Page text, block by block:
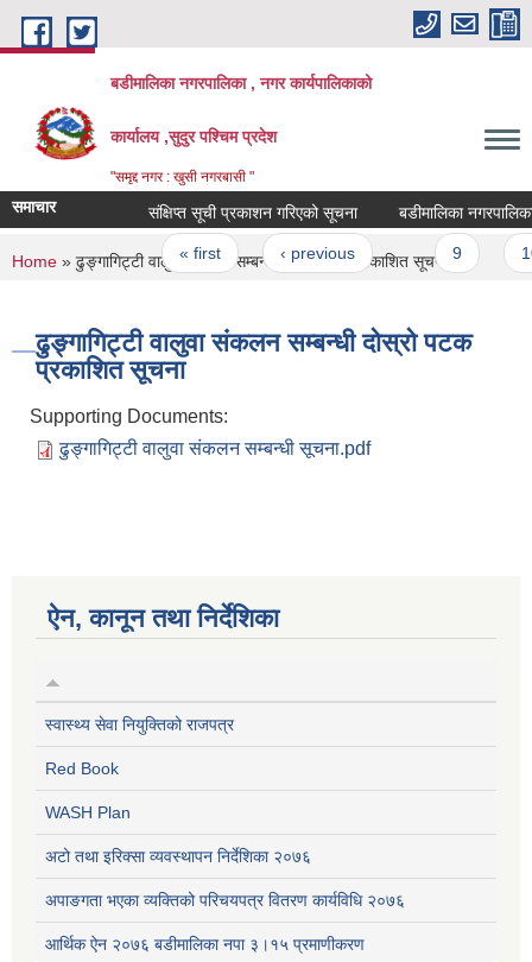
Skip to main content
बडीमालिका नगरपालिका , नगर कार्यपालिकाको
कार्यालय ,सुदुर पश्चिम प्रदेश
"समृद्द नगर : खुसी नगरबासी "
समाचार संक्षिप्त सूची प्रकाशन गरिएको सूचना बडीमालिका
Pages
« first ‹ previous … 9
You are here
Home » ढुङ्गागिट्टी वालुवा संकलन सम्बन्धी दोस्रो पटक प्रकाशित सूचना
ढुङ्गागिट्टी वालुवा संकलन सम्बन्धी दोस्रो पटक
प्रकाशित सूचना
Supporting Documents:
ढुङ्गागिट्टी वालुवा संकलन सम्बन्धी सूचना.pdf
ऐन, कानून तथा निर्देशिका
स्वास्थ्य सेवा नियुक्तिको राजपत्र
Red Book
WASH Plan
अटो तथा इरिक्सा व्यवस्थापन निर्देशिका २०७६
अपाङगता भएका व्यक्तिको परिचयपत्र वितरण कार्यविधि २०७६
आर्थिक ऐन २०७६ बडीमालिका नपा ३।१५ प्रमाणीकरण